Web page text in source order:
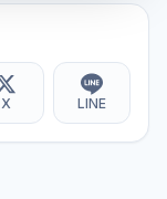
X LINE